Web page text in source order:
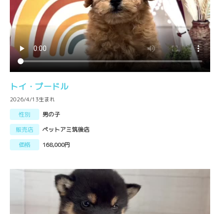
トイ・プードル
2026/4/13生まれ
性別
男の子
販売店
ペットアミ筑後店
価格
168,000円